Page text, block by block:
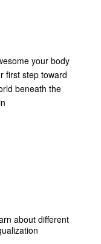
your body
first step toward
beneath the
about different